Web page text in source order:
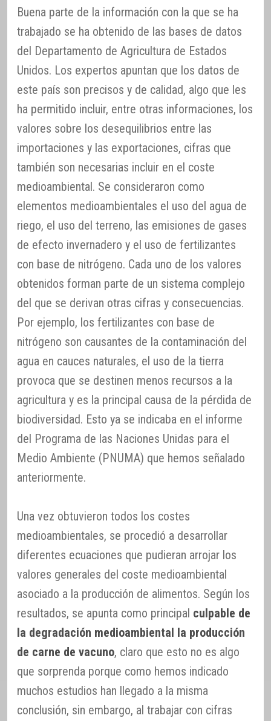
Buena parte de la información con la que se ha
trabajado se ha obtenido de las bases de datos
del Departamento de Agricultura de Estados
Unidos. Los expertos apuntan que los datos de
este país son precisos y de calidad, algo que les
ha permitido incluir, entre otras informaciones, los
valores sobre los desequilibrios entre las
importaciones y las exportaciones, cifras que
también son necesarias incluir en el coste
medioambiental. Se consideraron como
elementos medioambientales el uso del agua de
riego, el uso del terreno, las emisiones de gases
de efecto invernadero y el uso de fertilizantes
con base de nitrógeno. Cada uno de los valores
obtenidos forman parte de un sistema complejo
del que se derivan otras cifras y consecuencias.
Por ejemplo, los fertilizantes con base de
nitrógeno son causantes de la contaminación del
agua en cauces naturales, el uso de la tierra
provoca que se destinen menos recursos a la
agricultura y es la principal causa de la pérdida de
biodiversidad. Esto ya se indicaba en el informe
del Programa de las Naciones Unidas para el
Medio Ambiente (PNUMA) que hemos señalado
anteriormente.
Una vez obtuvieron todos los costes
medioambientales, se procedió a desarrollar
diferentes ecuaciones que pudieran arrojar los
valores generales del coste medioambiental
asociado a la producción de alimentos. Según los
resultados, se apunta como principal culpable de
la degradación medioambiental la producción
de carne de vacuno, claro que esto no es algo
que sorprenda porque como hemos indicado
muchos estudios han llegado a la misma
conclusión, sin embargo, al trabajar con cifras